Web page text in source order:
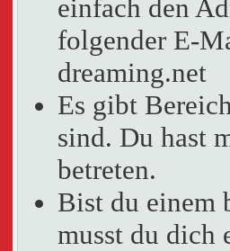
einfach den
folgender E-
dreaming.net
Es gibt
sind. Du hast
betreten.
Bist du einem
musst du dich